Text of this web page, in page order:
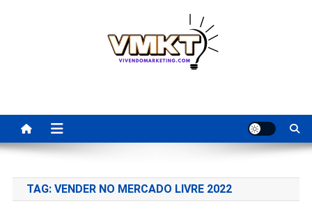
Para Revenda | Vivendo
Marketing
TAG: VENDER NO MERCADO LIVRE 2022